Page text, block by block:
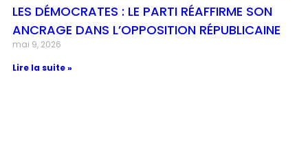
LES DÉMOCRATES : LE PARTI RÉAFFIRME SON
ANCRAGE DANS L’OPPOSITION RÉPUBLICAINE
mai 9, 2026
Lire la suite »